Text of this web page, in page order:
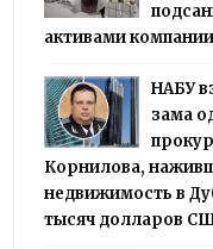
активами
НАБУ
зама
Корнилова,
недвижимость в
тысяч долларов